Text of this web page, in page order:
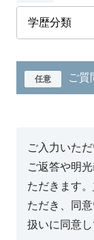
任意 ご質
ご入力いた
ご返答や明
ただきます。
ただき、同
扱いに同意